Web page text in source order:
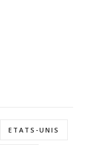
ETATS-UNIS